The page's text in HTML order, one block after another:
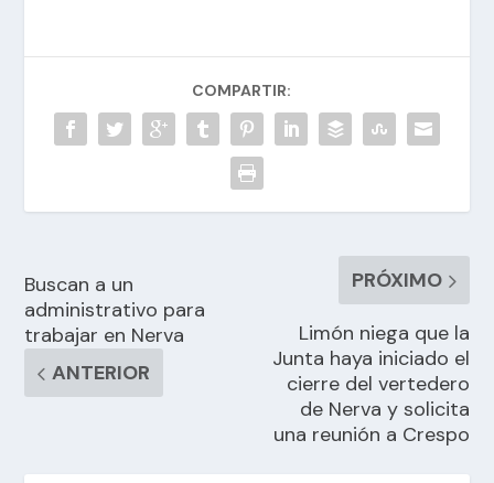
COMPARTIR:
Buscan a un
administrativo para
trabajar en Nerva
ANTERIOR
PRÓXIMO
Limón niega que la
Junta haya iniciado el
cierre del vertedero
de Nerva y solicita
una reunión a Crespo